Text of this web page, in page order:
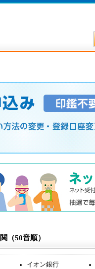
（50音順）
イオン銀行